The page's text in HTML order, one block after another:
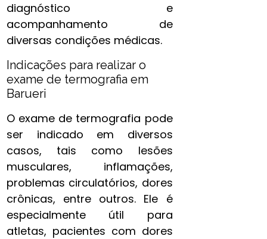
diagnóstico e
acompanhamento de
diversas condições médicas.
Indicações para realizar o
exame de termografia​ em
Barueri
O exame de termografia pode
ser indicado em diversos
casos, tais como lesões
musculares, inflamações,
problemas circulatórios, dores
crônicas, entre outros. Ele é
especialmente útil para
atletas, pacientes com dores